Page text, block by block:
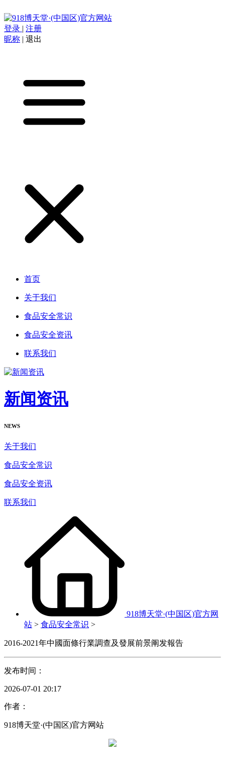
登录 | 注册
昵称 | 退出
首页
关于我们
食品安全常识
食品安全资讯
联系我们
新闻资讯
NEWS
关于我们
食品安全常识
食品安全资讯
联系我们
918博天堂·(中国区)官方网
站 > 食品安全常识 >
2016-2021年中國面條行業調查及發展前景阐发報告
发布时间：
2026-07-01 20:17
作者：
918博天堂·(中国区)官方网站